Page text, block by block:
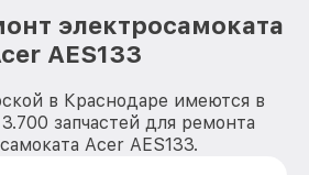
электросамоката
AES133
в Краснодаре имеются в
запчастей для ремонта
Acer AES133.